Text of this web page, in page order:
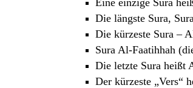
Eine einzige Sura
Die längste Sura,
Die kürzeste Sura –
Sura Al-Faatihhah
Die letzte Sura heißt
Der kürzeste „Vers“